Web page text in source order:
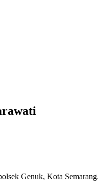
Genuk, Kota